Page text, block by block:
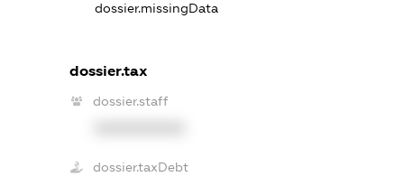
dossier.missingData
dossier.tax
dossier.staff
dossier.taxDebt